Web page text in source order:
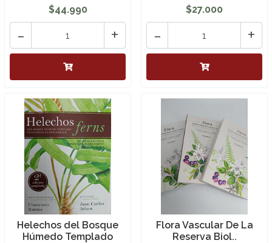
$44.990
+
-
$27.000
+
-
Helechos del Bosque
Húmedo Templado
Flora Vascular De La
Reserva Biol..